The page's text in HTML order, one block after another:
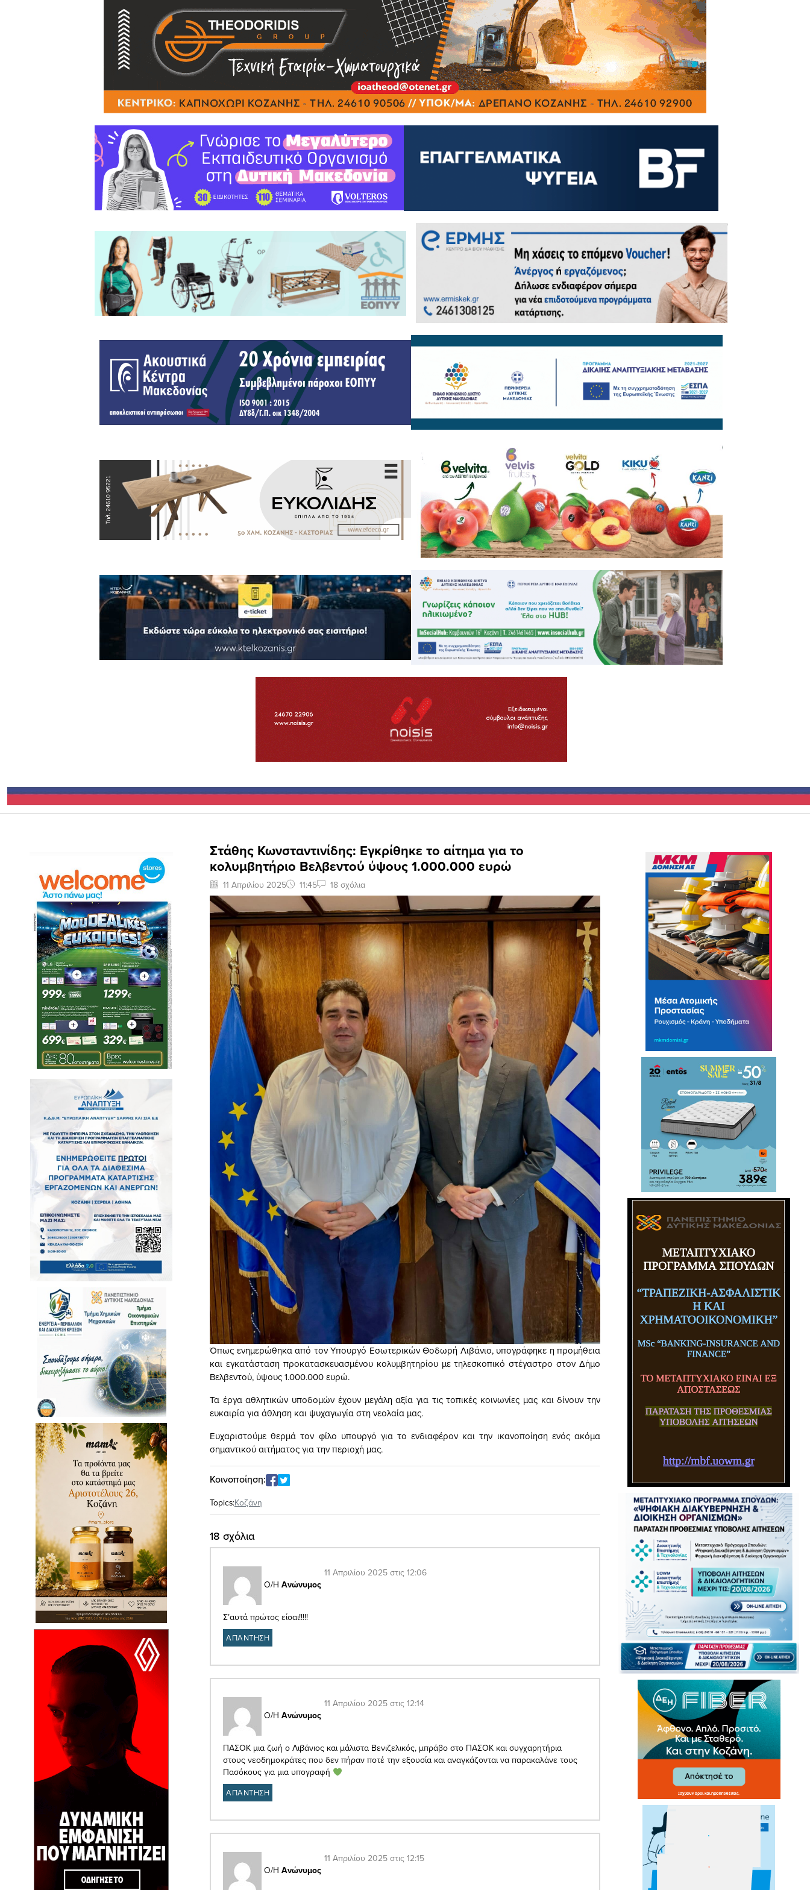
Στάθης Κωνσταντινίδης: Εγκρίθηκε το αίτημα για το
κολυμβητήριο Βελβεντού ύψους 1.000.000 ευρώ
11 Απριλίου 2025 11:45 18 σχόλια
Όπως ενημερώθηκα από τον Υπουργό Εσωτερικών Θοδωρή Λιβάνιο, υπογράφηκε η προμήθεια
και εγκατάσταση προκατασκευασμένου κολυμβητηρίου με τηλεσκοπικό στέγαστρο στον Δήμο
Βελβεντού, ύψους 1.000.000 ευρώ.
Τα έργα αθλητικών υποδομών έχουν μεγάλη αξία για τις τοπικές κοινωνίες μας και δίνουν την
ευκαιρία για άθληση και ψυχαγωγία στη νεολαία μας.
Ευχαριστούμε θερμά τον φίλο υπουργό για το ενδιαφέρον και την ικανοποίηση ενός ακόμα
σημαντικού αιτήματος για την περιοχή μας.
Κοινοποίηση:
Topics:Κοζάνη
18 σχόλια
Ο/Η Ανώνυμος
11 Απριλίου 2025 στις 12:06
Σ’αυτά πρώτος είσαι!!!!!
ΑΠΑΝΤΗΣΗ
Ο/Η Ανώνυμος
11 Απριλίου 2025 στις 12:14
ΠΑΣΟΚ μια ζωή ο Λιβάνιος και μάλιστα Βενιζελικός, μπράβο στο ΠΑΣΟΚ και συγχαρητήρια
στους νεοδημοκράτες που δεν πήραν ποτέ την εξουσία και αναγκάζονται να παρακαλάνε τους
Πασόκους για μια υπογραφή
ΑΠΑΝΤΗΣΗ
Ο/Η Ανώνυμος
11 Απριλίου 2025 στις 12:15